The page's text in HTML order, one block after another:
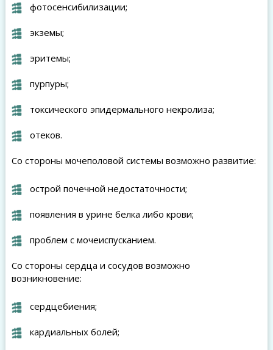
фотосенсибилизации;
экземы;
эритемы;
пурпуры;
токсического эпидермального некролиза;
отеков.
Со стороны мочеполовой системы возможно развитие:
острой почечной недостаточности;
появления в урине белка либо крови;
проблем с мочеиспусканием.
Со стороны сердца и сосудов возможно
возникновение:
сердцебиения;
кардиальных болей;